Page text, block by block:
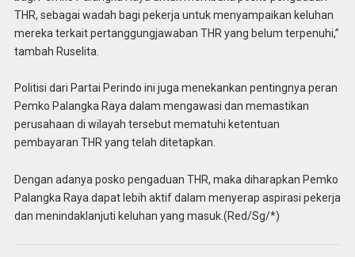
THR, sebagai wadah bagi pekerja untuk menyampaikan keluhan
mereka terkait pertanggungjawaban THR yang belum terpenuhi,”
tambah Ruselita.
Politisi dari Partai Perindo ini juga menekankan pentingnya peran
Pemko Palangka Raya dalam mengawasi dan memastikan
perusahaan di wilayah tersebut mematuhi ketentuan
pembayaran THR yang telah ditetapkan.
Dengan adanya posko pengaduan THR, maka diharapkan Pemko
Palangka Raya dapat lebih aktif dalam menyerap aspirasi pekerja
dan menindaklanjuti keluhan yang masuk.(Red/Sg/*)